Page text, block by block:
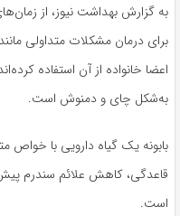
به گزارش بهداشت نیوز، از
برای درمان مشکلات متداولی
اعضا خانوادە از آن استفاده
به‌شکل چای و دمنوش است.
بابونه یک گیاه دارویی با
قاعدگی، کاهش علائم سندرم
است.